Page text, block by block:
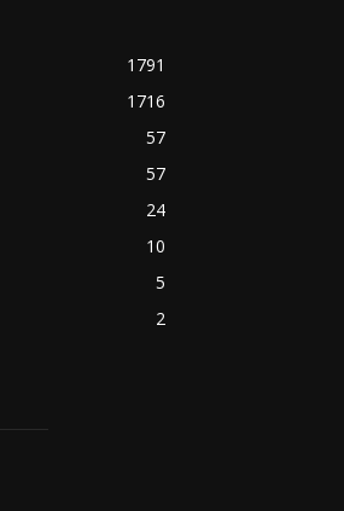
1791
1716
57
57
24
10
5
2